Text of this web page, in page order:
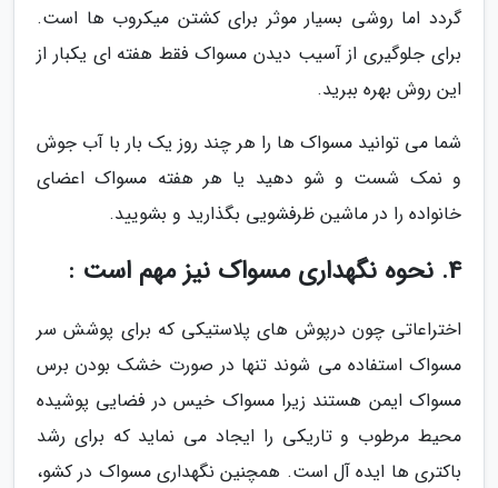
گردد اما روشی بسیار موثر برای کشتن میکروب ها است.
برای جلوگیری از آسیب دیدن مسواک فقط هفته ای یکبار از
این روش بهره ببرید.
شما می توانید مسواک ها را هر چند روز یک بار با آب جوش
و نمک شست و شو دهید یا هر هفته مسواک اعضای
خانواده را در ماشین ظرفشویی بگذارید و بشویید.
4. نحوه نگهداری مسواک نیز مهم است :
اختراعاتی چون درپوش های پلاستیکی که برای پوشش سر
مسواک استفاده می شوند تنها در صورت خشک بودن برس
مسواک ایمن هستند زیرا مسواک خیس در فضایی پوشیده
محیط مرطوب و تاریکی را ایجاد می نماید که برای رشد
باکتری ها ایده آل است. همچنین نگهداری مسواک در کشو،